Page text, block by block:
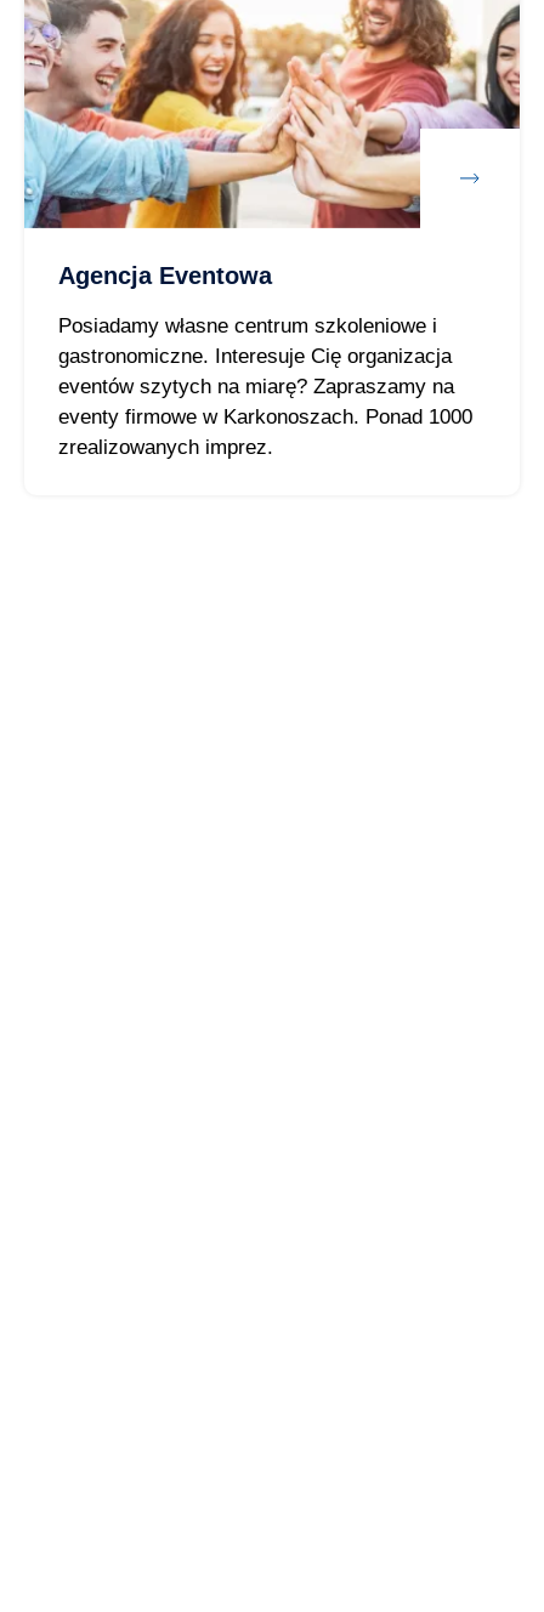
Agencja Eventowa
Posiadamy własne centrum szkoleniowe i
gastronomiczne. Interesuje Cię organizacja
eventów szytych na miarę? Zapraszamy na
eventy firmowe w Karkonoszach. Ponad 1000
zrealizowanych imprez.